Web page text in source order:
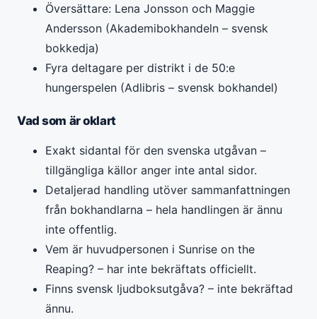
Översättare: Lena Jonsson och Maggie
Andersson (Akademibokhandeln – svensk
bokkedja)
Fyra deltagare per distrikt i de 50:e
hungerspelen (Adlibris – svensk bokhandel)
Vad som är oklart
Exakt sidantal för den svenska utgåvan –
tillgängliga källor anger inte antal sidor.
Detaljerad handling utöver sammanfattningen
från bokhandlarna – hela handlingen är ännu
inte offentlig.
Vem är huvudpersonen i Sunrise on the
Reaping? – har inte bekräftats officiellt.
Finns svensk ljudboksutgåva? – inte bekräftad
ännu.